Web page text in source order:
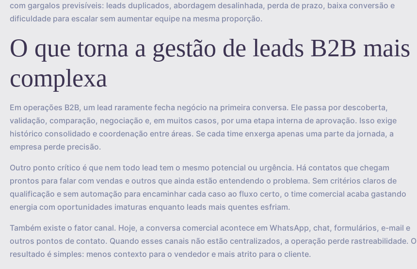
com gargalos previsíveis: leads duplicados, abordagem desalinhada, perda de prazo, baixa conversão e
dificuldade para escalar sem aumentar equipe na mesma proporção.
O que torna a gestão de leads B2B mais
complexa
Em operações B2B, um lead raramente fecha negócio na primeira conversa. Ele passa por descoberta,
validação, comparação, negociação e, em muitos casos, por uma etapa interna de aprovação. Isso exige
histórico consolidado e coordenação entre áreas. Se cada time enxerga apenas uma parte da jornada, a
empresa perde precisão.
Outro ponto crítico é que nem todo lead tem o mesmo potencial ou urgência. Há contatos que chegam
prontos para falar com vendas e outros que ainda estão entendendo o problema. Sem critérios claros de
qualificação e sem automação para encaminhar cada caso ao fluxo certo, o time comercial acaba gastando
energia com oportunidades imaturas enquanto leads mais quentes esfriam.
Também existe o fator canal. Hoje, a conversa comercial acontece em WhatsApp, chat, formulários, e-mail e
outros pontos de contato. Quando esses canais não estão centralizados, a operação perde rastreabilidade. O
resultado é simples: menos contexto para o vendedor e mais atrito para o cliente.